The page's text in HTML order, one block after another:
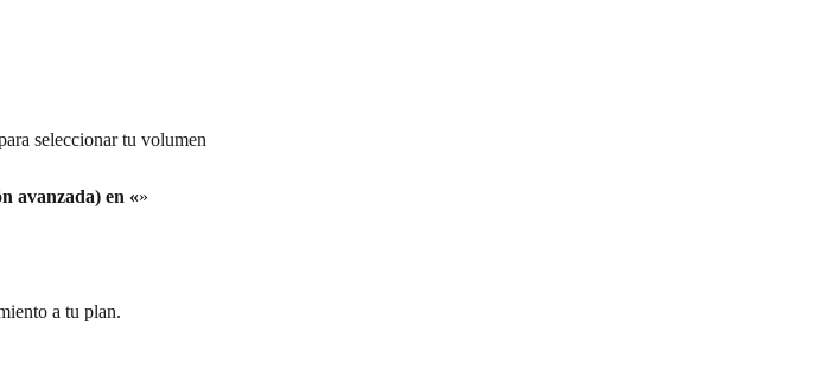
seleccionar tu volumen
avanzada) en «»
a tu plan.